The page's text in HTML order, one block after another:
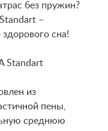
без пружин?
–
сна!
Standart
из
пены,
среднюю